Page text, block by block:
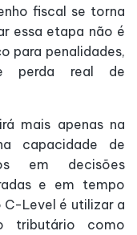
fiscal se torna
essa etapa não é
para penalidades,
perda real de
mais apenas na
capacidade de
em decisões
e em tempo
C-Level é utilizar a
tributário como